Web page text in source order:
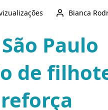
Bianca
Paulo
de